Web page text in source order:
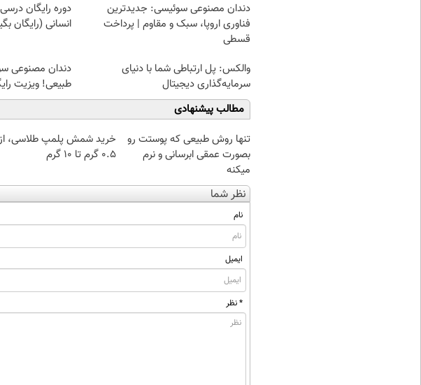
دندان مصنوعی سوئیسی: جدیدترین
فناوری اروپا، سبک و مقاوم | پرداخت
قسطی
دوره رایگان
انسانی (رایگان
والکس: پل ارتباطی شما با دنیای
سرمایه‌گذاری دیجیتال
دندان مصنوعی
طبیعی! ویزیت
مطالب پیشنهادی
تنها روش طبیعی که پوستت رو
بصورت عمقی ابرسانی و نرم
میکنه
خرید شمش پلمپ طلاسی،
۰.۵ گرم تا ۱۰ گرم
نظر شما
نام
ایمیل
* نظر